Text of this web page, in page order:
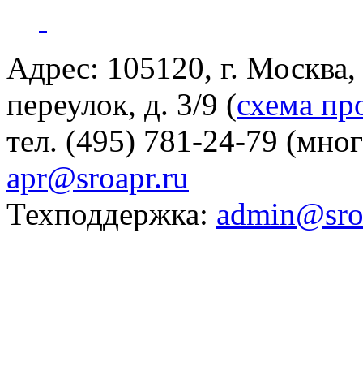
Адрес: 105120, г.
переулок, д. 3/9 (схема
тел. (495) 781-24-79
apr@sroapr.ru
Техподдержка: